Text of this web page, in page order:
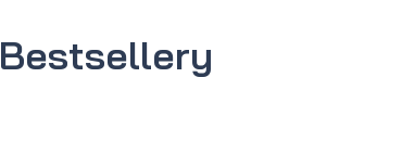
Bestsellery